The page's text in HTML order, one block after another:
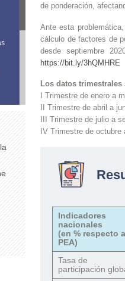
de ponderación,
Ante esta
cálculo de factores de
desde septiembre
https://bit.ly/3hQMHRE
Los datos
I Trimestre de enero a
II Trimestre de abril a
III Trimestre de julio a
IV Trimestre de octubre
Indicadores
nacionales
(en % respecto
PEA)
Tasa de
participación